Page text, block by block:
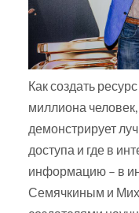
Как создать
миллиона
демонстрирует
доступа и где в
информацию – в
Семячкиным и